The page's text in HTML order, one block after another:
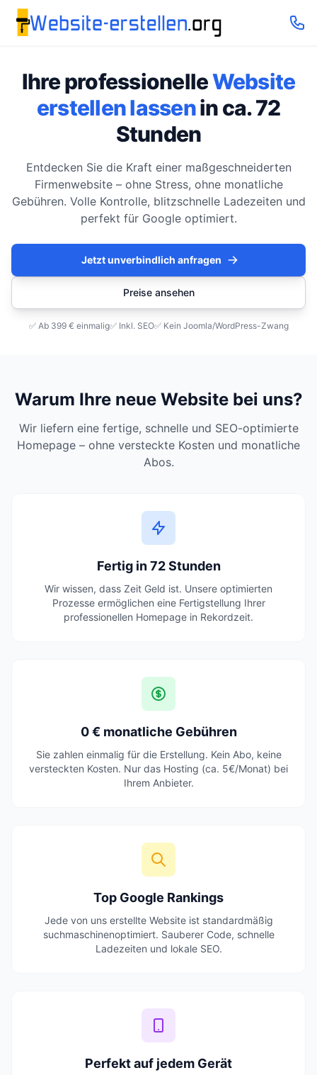
Ihre professionelleWebsite
erstellen lassenin ca. 72
Stunden
Entdecken Sie die Kraft einer maßgeschneiderten
Firmenwebsite – ohne Stress, ohne monatliche
Gebühren. Volle Kontrolle, blitzschnelle Ladezeiten und
perfekt für Google optimiert.
Jetzt unverbindlich anfragen
Preise ansehen
✅ Ab 399 € einmalig✅ Inkl. SEO✅ Kein Joomla/WordPress-Zwang
Warum Ihre neue Website bei uns?
Wir liefern eine fertige, schnelle und SEO-optimierte
Homepage – ohne versteckte Kosten und monatliche
Abos.
Fertig in 72 Stunden
Wir wissen, dass Zeit Geld ist. Unsere optimierten
Prozesse ermöglichen eine Fertigstellung Ihrer
professionellen Homepage in Rekordzeit.
0 € monatliche Gebühren
Sie zahlen einmalig für die Erstellung. Kein Abo, keine
versteckten Kosten. Nur das Hosting (ca. 5€/Monat) bei
Ihrem Anbieter.
Top Google Rankings
Jede von uns erstellte Website ist standardmäßig
suchmaschinenoptimiert. Sauberer Code, schnelle
Ladezeiten und lokale SEO.
Perfekt auf jedem Gerät